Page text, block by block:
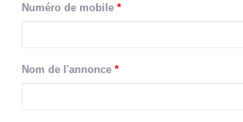
Numéro de mobile *
Nom de l'annonce *